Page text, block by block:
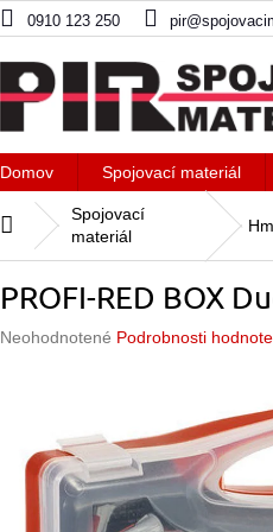
0910 123 250
Domov Spojovací materiál
Domov
Spojovací
materiál
PROFI-RED BOX
Priemerné
hviezdičiek.
Neohodnotené Podrobnosti